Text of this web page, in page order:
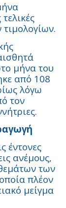
μήνα του
από 108
λόγω
τον
έντονες
ανέμους,
των
πλέον
μείγμα